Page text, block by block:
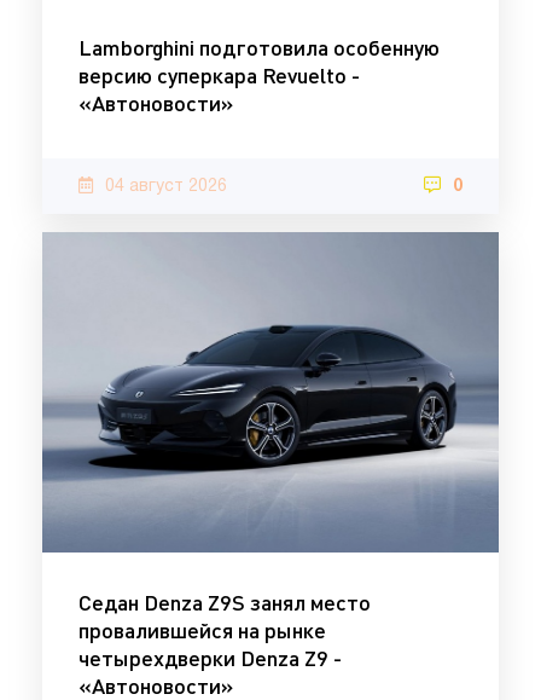
Lamborghini подготовила особенную
версию суперкара Revuelto -
«Автоновости»
04 август 2026 0
Седан Denza Z9S занял место
провалившейся на рынке
четырехдверки Denza Z9 -
«Автоновости»